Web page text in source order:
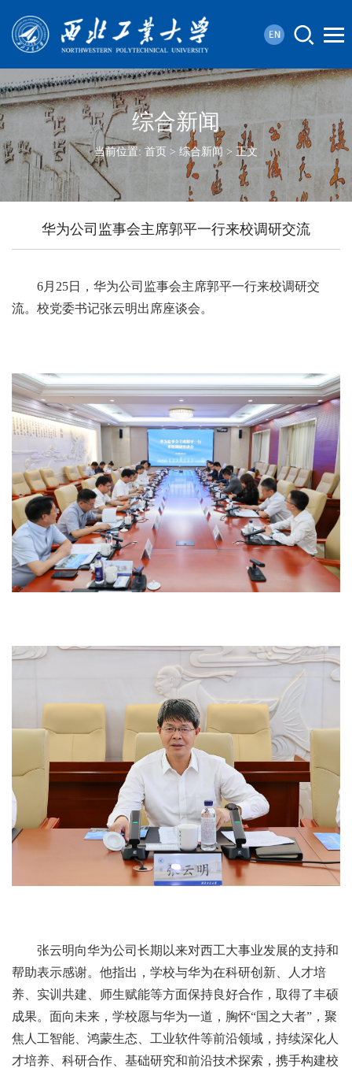
综合新闻
当前位置: 首页 > 综合新闻 > 正文
华为公司监事会主席郭平一行来校调研交流
6月25日，华为公司监事会主席郭平一行来校调研交
流。校党委书记张云明出席座谈会。
张云明向华为公司长期以来对西工大事业发展的支持和
帮助表示感谢。他指出，学校与华为在科研创新、人才培
养、实训共建、师生赋能等方面保持良好合作，取得了丰硕
成果。面向未来，学校愿与华为一道，胸怀“国之大者”，聚
焦人工智能、鸿蒙生态、工业软件等前沿领域，持续深化人
才培养、科研合作、基础研究和前沿技术探索，携手构建校